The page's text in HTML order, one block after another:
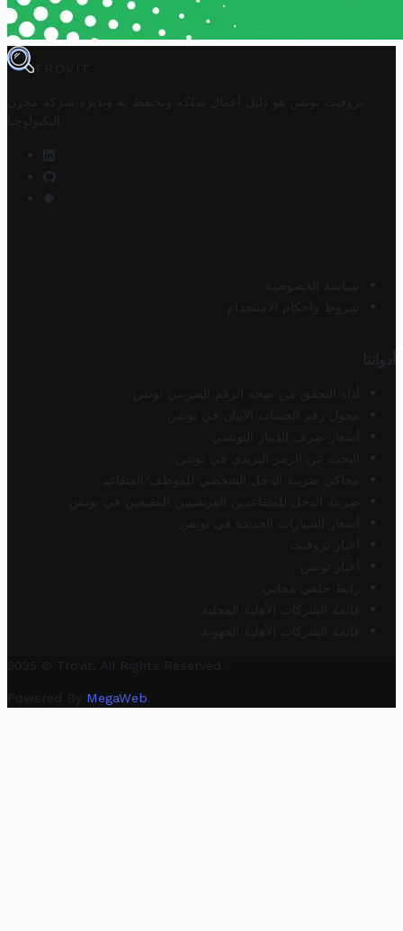
TROVIT
تروفيت تونس هو دليل أعمال تملكه وتحتفظ به وتديره
شركة مخزن
التكنولوجيا
سياسة الخصوصية
شروط وأحكام الاستخدام
أدواتنا
أداة التحقق من صحة الرقم الضريبي تونس
محول رقم الحساب الآيبان في تونس
أسعار صرف الدينار التونسي
البحث عن الرمز البريدي في تونس
محاكي ضريبة الدخل الشخصي للموظف/المتقاعد
ضريبة الدخل للمتقاعدين الفرنسيين المقيمين في تونس
أسعار السيارات الجديدة في تونس
أخبار تروفيت
أخبار تونس
رابط خلفي مجاني
قائمة الشركات الأهلية المحلية
قائمة الشركات الأهلية الجهوية
2025 © Trovit. All Rights Reserved.
Powered By MegaWeb